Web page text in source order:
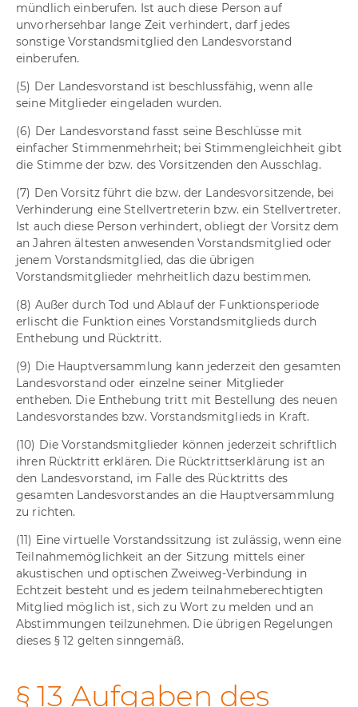
mündlich einberufen. Ist auch diese Person auf
unvorhersehbar lange Zeit verhindert, darf jedes
sonstige Vorstandsmitglied den Landesvorstand
einberufen.
(5) Der Landesvorstand ist beschlussfähig, wenn alle
seine Mitglieder eingeladen wurden.
(6) Der Landesvorstand fasst seine Beschlüsse mit
einfacher Stimmenmehrheit; bei Stimmengleichheit gibt
die Stimme der bzw. des Vorsitzenden den Ausschlag.
(7) Den Vorsitz führt die bzw. der Landesvorsitzende, bei
Verhinderung eine Stellvertreterin bzw. ein Stellvertreter.
Ist auch diese Person verhindert, obliegt der Vorsitz dem
an Jahren ältesten anwesenden Vorstandsmitglied oder
jenem Vorstandsmitglied, das die übrigen
Vorstandsmitglieder mehrheitlich dazu bestimmen.
(8) Außer durch Tod und Ablauf der Funktionsperiode
erlischt die Funktion eines Vorstandsmitglieds durch
Enthebung und Rücktritt.
(9) Die Hauptversammlung kann jederzeit den gesamten
Landesvorstand oder einzelne seiner Mitglieder
entheben. Die Enthebung tritt mit Bestellung des neuen
Landesvorstandes bzw. Vorstandsmitglieds in Kraft.
(10) Die Vorstandsmitglieder können jederzeit schriftlich
ihren Rücktritt erklären. Die Rücktrittserklärung ist an
den Landesvorstand, im Falle des Rücktritts des
gesamten Landesvorstandes an die Hauptversammlung
zu richten.
(11) Eine virtuelle Vorstandssitzung ist zulässig, wenn eine
Teilnahmemöglichkeit an der Sitzung mittels einer
akustischen und optischen Zweiweg-Verbindung in
Echtzeit besteht und es jedem teilnahmeberechtigten
Mitglied möglich ist, sich zu Wort zu melden und an
Abstimmungen teilzunehmen. Die übrigen Regelungen
dieses § 12 gelten sinngemäß.
§ 13 Aufgaben des